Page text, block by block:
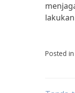
Posted in